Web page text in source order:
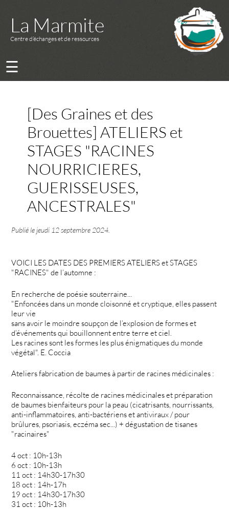
La Marmite
Centre d’échanges et de ressources
☰
[Des Graines et des
Brouettes] ATELIERS et
STAGES "RACINES
NOURRICIERES,
GUERISSEUSES,
ANCESTRALES"
Publié le jeudi 12 septembre 2024
VOICI LES DATES DES PREMIERS ATELIERS et STAGES
"RACINES" de l’automne :
En recherche de poésie souterraine...
"Enfoncées dans un monde cloisonné et cryptique, elles passent
leur vie
sans avoir le moindre soupçon de l’explosion de formes et
d’événements qui bouillonnent entre terre et ciel.
Les racines sont les formes les plus énigmatiques du monde
végétal". E. Coccia
Ateliers fabrication de baumes à partir de racines médicinales :
Reconnaissance, récolte de racines médicinales et préparation
de baumes bienfaiteurs pour la peau (cicatrisants, nourrissants,
anti-inflammatoires, anti-bactériens et antiviraux / pour
brûlures, psoriasis, eczéma sec...) + dégustation de tisanes
"racinaires"
4 oct : 10h-13h
6 oct : 10h-13h
11 oct : 14h30-17h30
18 oct : 14h-17h
19 oct : 14h30-17h30
31 oct : 10h-13h